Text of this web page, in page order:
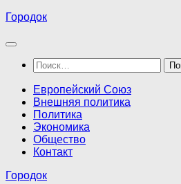
Перейти
содержимому
Городок
Найти:
Европейский Союз
Внешняя политика
Политика
Экономика
Общество
Контакт
Городок